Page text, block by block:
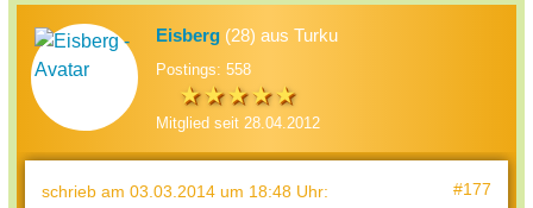
Eisberg (28) aus Turku
Postings: 558
Mitglied seit 28.04.2012
schrieb am 03.03.2014 um 18:48 Uhr: #177